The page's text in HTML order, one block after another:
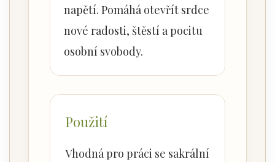
napětí. Pomáhá otevřít srdce
nové radosti, štěstí a pocitu
osobní svobody.
Použití
Vhodná pro práci se sakrální